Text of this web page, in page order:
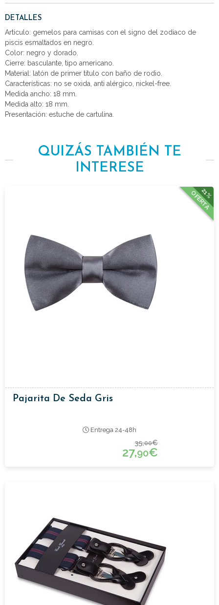
DETALLES
Articulo: gemelos para camisas con el signo del zodiaco de
piscis esmaltados en negro.
Color: negro y dorado.
Cierre: basculante, tipo americano.
Material: latón de primer titulo con baño de rodio.
Características: no se oxida, anti alérgico, nickel-free.
Medida ancho: 18 mm.
Medida alto: 18 mm.
Presentación: estuche de cartulina.
QUIZÁS TAMBIÉN TE
INTERESE
21%
OFERTA
Pajarita De Seda Gris
Entrega 24-48h
35,00€
27,90€